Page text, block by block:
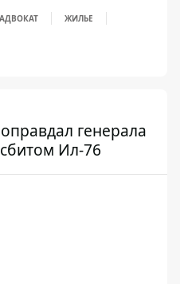
АДВОКАТ
ЖИЛЬЕ
генерала
Ил-76